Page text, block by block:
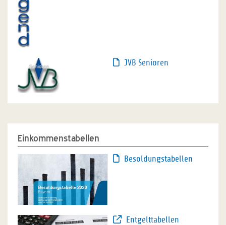
JVB Senioren
Einkommenstabellen
Besoldungstabellen
Entgelttabellen